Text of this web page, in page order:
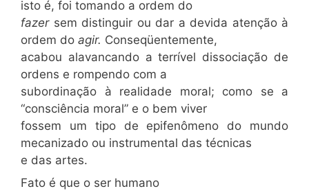
isto é, foi tomando a ordem do
fazer sem distinguir ou dar a devida atenção à
ordem do agir. Conseqüentemente,
acabou alavancando a terrível dissociação de
ordens e rompendo com a
subordinação à realidade moral; como se a
“consciência moral” e o bem viver
fossem um tipo de epifenômeno do mundo
mecanizado ou instrumental das técnicas
e das artes.
Fato é que o ser humano